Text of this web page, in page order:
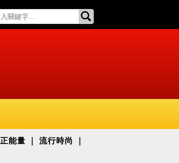
正能量 流行時尚